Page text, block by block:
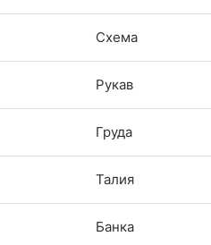
Схема
Рукав
Груда
Талия
Банка